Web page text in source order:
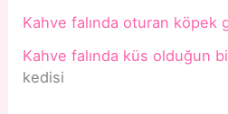
Kahve falında oturan köpek
Kahve falında küs olduğun
kedisi